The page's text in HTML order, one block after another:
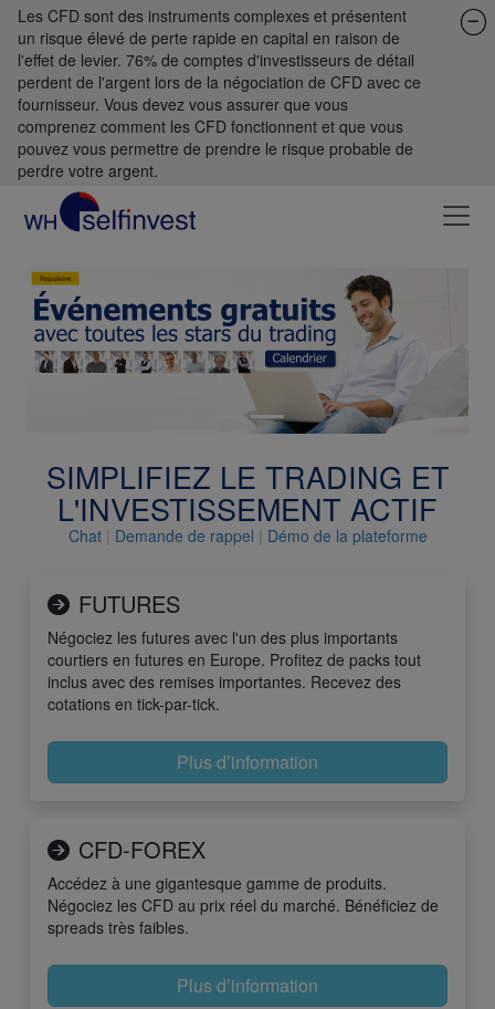
Les CFD sont des instruments complexes et présentent
un risque élevé de perte rapide en capital en raison de
l'effet de levier. 76% de comptes d'investisseurs de détail
perdent de l'argent lors de la négociation de CFD avec ce
fournisseur. Vous devez vous assurer que vous
comprenez comment les CFD fonctionnent et que vous
pouvez vous permettre de prendre le risque probable de
perdre votre argent.
Previous
SIMPLIFIEZ LE TRADING ET
L'INVESTISSEMENT ACTIF
Chat | Demande de rappel | Démo de la plateforme
FUTURES
Négociez les futures avec l'un des plus importants
courtiers en futures en Europe. Profitez de packs tout
inclus avec des remises importantes. Recevez des
cotations en tick-par-tick.
Plus d’information
CFD-FOREX
Accédez à une gigantesque gamme de produits.
Négociez les CFD au prix réel du marché. Bénéficiez de
spreads très faibles.
Plus d’information